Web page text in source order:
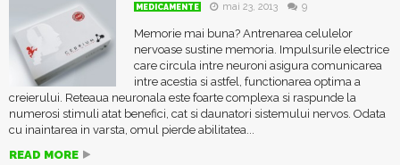
MEDICAMENTE mai 23, 2013 9
Memorie mai buna? Antrenarea celulelor
nervoase sustine memoria. Impulsurile electrice
care circula intre neuroni asigura comunicarea
intre acestia si astfel, functionarea optima a
creierului. Reteaua neuronala este foarte complexa si raspunde la
numerosi stimuli atat benefici, cat si daunatori sistemului nervos. Odata
cu inaintarea in varsta, omul pierde abilitatea...
READ MORE